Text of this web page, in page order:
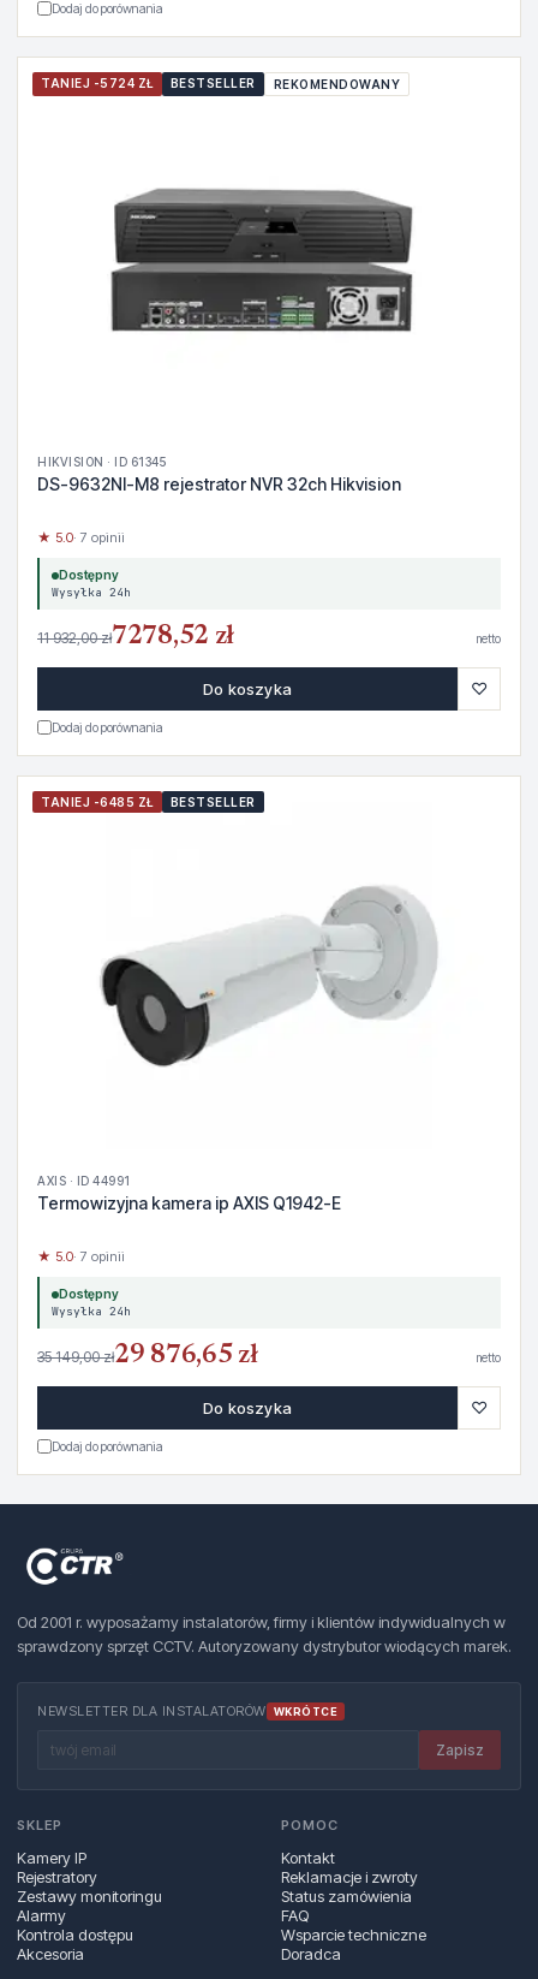
Dodaj do porównania
TANIEJ -5724 ZŁ BESTSELLER REKOMENDOWANY
HIKVISION · ID 61345
DS-9632NI-M8 rejestrator NVR 32ch Hikvision
★ 5.0· 7 opinii
Dostępny
Wysyłka 24h
11 932,00 zł7278,52 zł netto
Do koszyka ♡
Dodaj do porównania
TANIEJ -6485 ZŁ BESTSELLER
AXIS · ID 44991
Termowizyjna kamera ip AXIS Q1942-E
★ 5.0· 7 opinii
Dostępny
Wysyłka 24h
35 149,00 zł29 876,65 zł netto
Do koszyka ♡
Dodaj do porównania
Od 2001 r. wyposażamy instalatorów, firmy i klientów indywidualnych w
sprawdzony sprzęt CCTV. Autoryzowany dystrybutor wiodących marek.
NEWSLETTER DLA INSTALATORÓW WKRÓTCE
Zapisz
SKLEP
Kamery IP
Rejestratory
Zestawy monitoringu
Alarmy
Kontrola dostępu
Akcesoria
POMOC
Kontakt
Reklamacje i zwroty
Status zamówienia
FAQ
Wsparcie techniczne
Doradca